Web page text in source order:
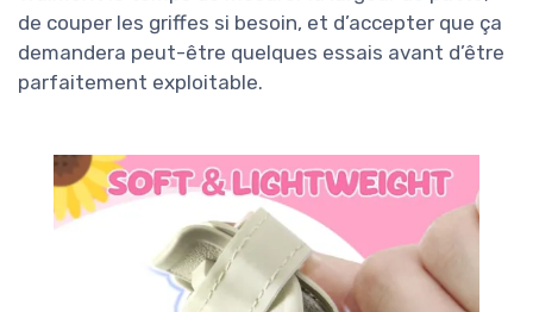
de couper les griffes si besoin, et d’accepter que ça
demandera peut-être quelques essais avant d’être
parfaitement exploitable.